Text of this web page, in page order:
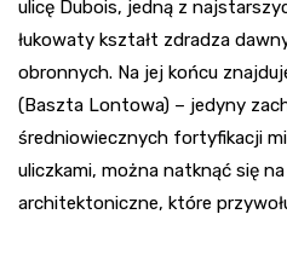
ulicę Dubois, jedną z
łukowaty kształt zdradza
obronnych. Na jej końcu
(Baszta Lontowa) – jedyny
średniowiecznych fortyfikacji
uliczkami, można natknąć się
architektoniczne, które